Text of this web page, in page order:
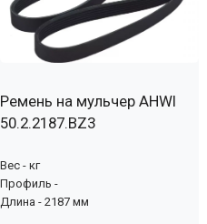
Ремень на мульчер AHWI
50.2.2187.BZ3
Вес - кг
Профиль -
Длина - 2187 мм